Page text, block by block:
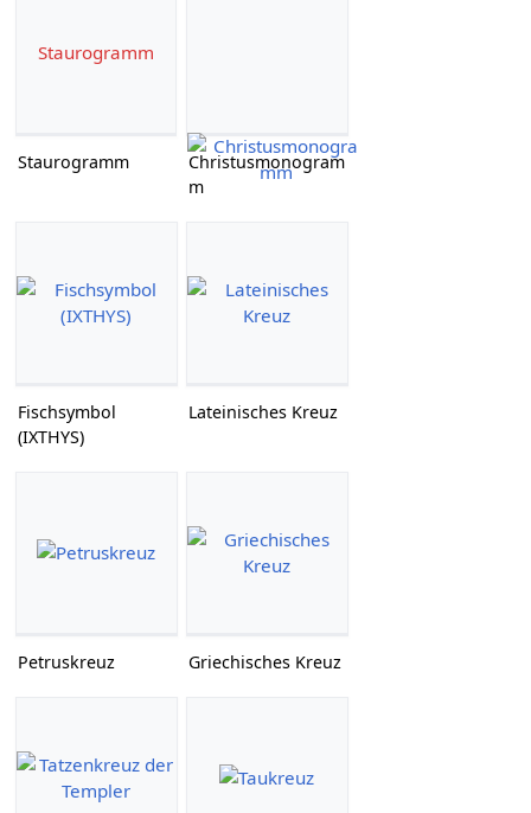
Staurogramm
Staurogramm
Christusmonogram
m
Fischsymbol
(IXTHYS)
Lateinisches Kreuz
Petruskreuz Griechisches Kreuz